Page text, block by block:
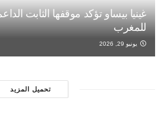
غينيا بيساو تؤكد موقفها الثابت
للمغرب
يونيو 29, 2026
تحميل المزيد